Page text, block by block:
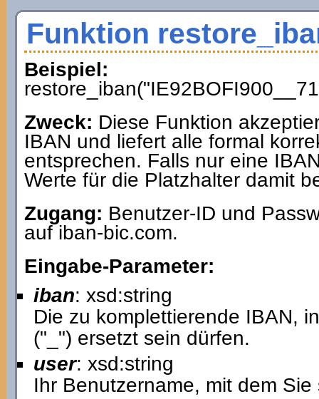
Funktion
Beispiel:
Zweck: Diese Funktion
IBAN und liefert alle formal
entsprechen. Falls nur eine
Werte für die Platzhalter damit
Zugang: Benutzer-ID und
auf iban-bic.com.
Eingabe-Parameter:
iban: xsd:string
Die zu komplettierende IBAN,
("_") ersetzt sein dürfen.
user: xsd:string
Ihr Benutzername, mit dem